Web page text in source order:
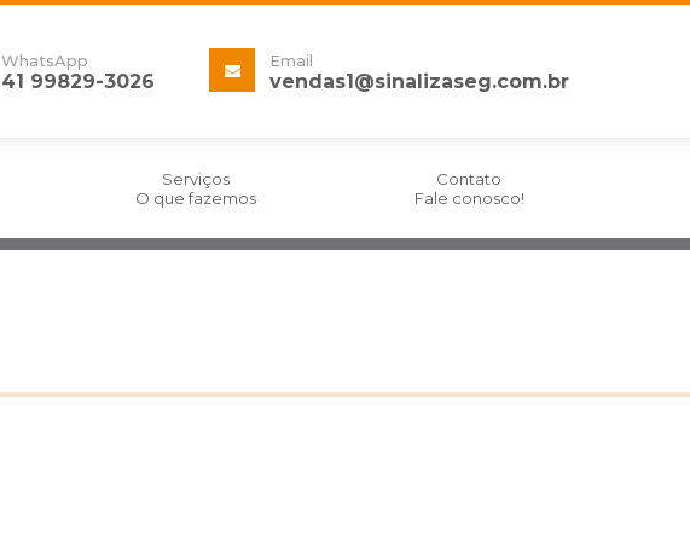
WhatsApp
41 99829-3026
Email
vendas1@sinalizaseg.com.br
Serviços
O que fazemos
Contato
Fale conosco!